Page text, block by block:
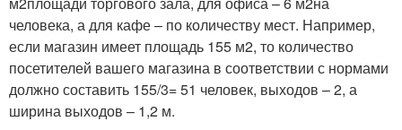
человека, а для кафе – по количеству мест. Например,
если магазин имеет площадь 155 м2, то количество
посетителей вашего магазина в соответствии с нормами
должно составить 155/3= 51 человек, выходов – 2, а
ширина выходов – 1,2 м.